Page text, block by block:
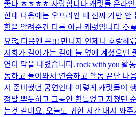
좋다 ㅎㅎㅎㅎ 사랑합니다 캐럿들 온라
한데 다음에는 오프라인 때 진짜 가만
힘을 알려준건 다름 아닌 캐럿입니다
요🥰 다음엔 꼭!!! 만나자 언제나 호랑해
저희가 걸어가는 길에 늘 옆에 계셨으면
연이 막을 내렸습니다. rock with you 활
동하고 들어와서 연습하고 활동 끝난 다
서 준비했던 공연인데 이렇게 캐럿들이
정말 뿌듯하고 그동안 힘들었고 지쳤던
는것 같네요. 오늘도 귀한 시간 내서 봐주